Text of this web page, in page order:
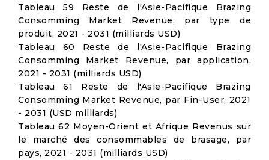
Tableau 59 Reste de l'Asie-Pacifique Brazing
Consomming Market Revenue, par type de
produit, 2021 - 2031 (milliards USD)
Tableau 60 Reste de l'Asie-Pacifique Brazing
Consomming Market Revenue, par application,
2021 - 2031 (milliards USD)
Tableau 61 Reste de l'Asie-Pacifique Brazing
Consomming Market Revenue, par Fin-User, 2021
- 2031 (USD milliards)
Tableau 62 Moyen-Orient et Afrique Revenus sur
le marché des consommables de brasage, par
pays, 2021 - 2031 (milliards USD)